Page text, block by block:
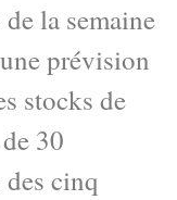
la semaine
prévision
stocks de
30
cinq